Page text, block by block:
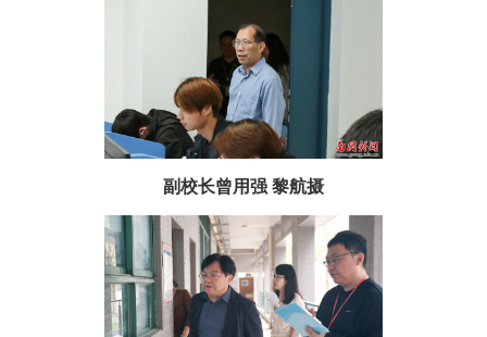
副校长曾用强 黎航摄